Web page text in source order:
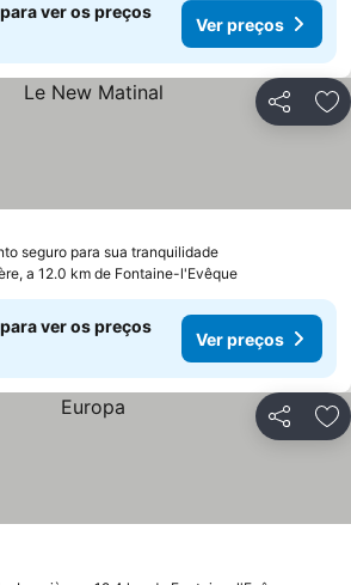
ver os preços
Ver preços
Partilhar
seguro para sua tranquilidadeVer preços
preços
a 12.0 km de Fontaine-l'Evêque
ver os preços
Ver preços
Partilhar